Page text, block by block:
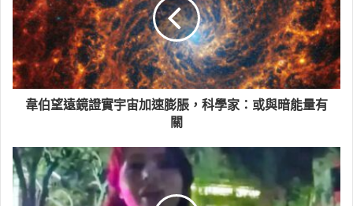
韋伯望遠鏡證實宇宙加速膨脹，科學家：或與暗能量有
關